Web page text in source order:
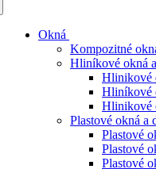
Okná
Kompozitné
Hliníkové okná
Hlinikové
Hliníkové
Hlinikové
Plastové okná a
Plastové
Plastové
Plastové